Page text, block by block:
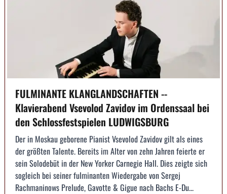
FULMINANTE KLANGLANDSCHAFTEN --
Klavierabend Vsevolod Zavidov im Ordenssaal bei
den Schlossfestspielen LUDWIGSBURG
Der in Moskau geborene Pianist Vsevolod Zavidov gilt als eines
der größten Talente. Bereits im Alter von zehn Jahren feierte er
sein Solodebüt in der New Yorker Carnegie Hall. Dies zeigte sich
sogleich bei seiner fulminanten Wiedergabe von Sergej
Rachmaninows Prelude, Gavotte & Gigue nach Bachs E-Du...